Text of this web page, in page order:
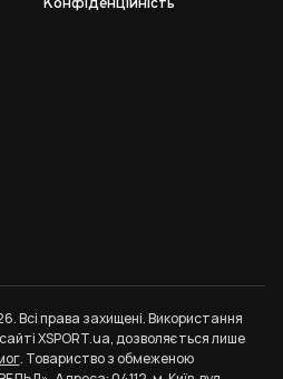
Конфіденційність
Всі права захищені. Використання
XSPORT.ua, дозволяється лише
. Товариство з обмеженою